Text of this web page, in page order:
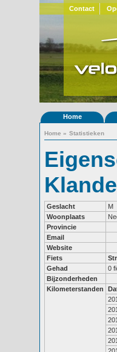
Contact
Home
Home » Statistieken
Geslacht
M
Woonplaats
Provincie
Email
Website
Fiets
Gehad
0
Bijzonderheden
Kilometerstanden